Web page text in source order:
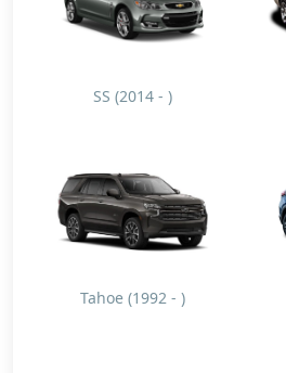
SS (2014 - )
Tahoe (1992 - )